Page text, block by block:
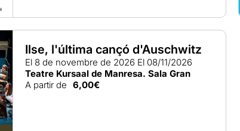
Ilse, l'última cançó d'Auschwitz
El 8 de novembre de 2026 El 08/11/2026
Teatre Kursaal de Manresa. Sala Gran
A partir de 6,00€